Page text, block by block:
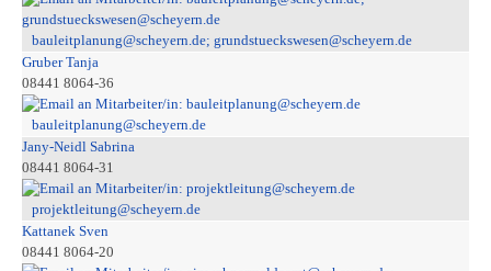
bauleitplanung@scheyern.de; grundstueckswesen@scheyern.de
Gruber Tanja
08441 8064-36
bauleitplanung@scheyern.de
Jany-Neidl Sabrina
08441 8064-31
projektleitung@scheyern.de
Kattanek Sven
08441 8064-20